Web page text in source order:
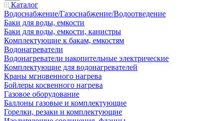
Каталог
Водоснабжение/Газоснабжение/Водоотведение
Баки для воды, емкости
Баки для воды, емкости, канистры
Комплектующие к бакам, емкостям
Водонагреватели
Водонагреватели накопительные электрические
Комплектующие для водонагревателей
Краны мгновенного нагрева
Бойлеры косвенного нагрева
Газовое оборудование
Баллоны газовые и комплектующие
Горелки, резаки и комплектующие